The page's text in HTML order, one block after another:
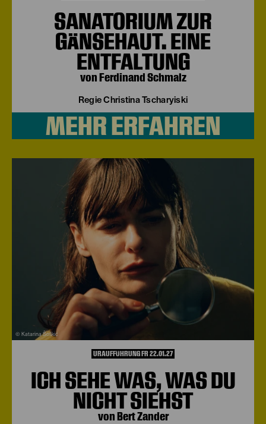
SANATORIUM ZUR
GÄNSEHAUT. EINE
ENTFALTUNG
von Ferdinand Schmalz
Regie Christina Tscharyiski
MEHR ERFAHREN
© Katarina Šoškić
URAUFFÜHRUNG FR 22.01.27
ICH SEHE WAS, WAS DU
NICHT SIEHST
von Bert Zander